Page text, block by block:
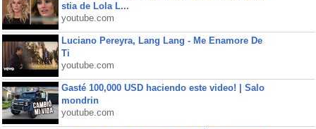
stia de Lola L...
youtube.com
Luciano Pereyra, Lang Lang - Me Enamore De
Ti
youtube.com
Gasté 100,000 USD haciendo este video! | Salo
mondrin
youtube.com